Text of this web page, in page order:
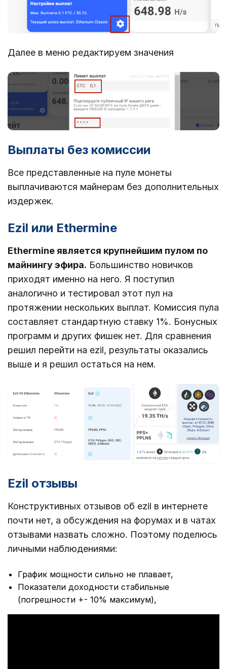
Далее в меню редактируем значения
Выплаты без комиссии
Все представленные на пуле монеты
выплачиваются майнерам без дополнительных
издержек.
Ezil или Ethermine
Ethermine является крупнейшим пулом по
майнингу эфира. Большинство новичков
приходят именно на него. Я поступил
аналогично и тестировал этот пул на
протяжении нескольких выплат. Комиссия пула
составляет стандартную ставку 1%. Бонусных
программ и других фишек нет. Для сравнения
решил перейти на ezil, результаты оказались
выше и я решил остаться на нем.
Ezil отзывы
Конструктивных отзывов об ezil в интернете
почти нет, а обсуждения на форумах и в чатах
отзывами назвать сложно. Поэтому поделюсь
личными наблюдениями:
График мощности сильно не плавает,
Показатели доходности стабильные
(погрешности +- 10% максимум),